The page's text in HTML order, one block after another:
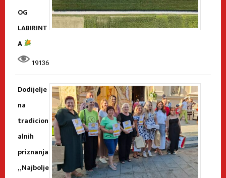
OG
LABIRINT
A
19136
Dodijelje
na
tradicion
alnih
priznanja
„Najbolje